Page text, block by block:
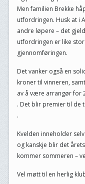
Men familien Brekke
utfordringen. Husk at i
andre løpere – det
utfordringen er like
gjennomføringen.
Det vanker også en
kroner til vinneren,
av å være arrangør for
. Det blir premier til de
.
Kvelden inneholder
og kanskje blir det
kommer sommeren –
Vel møtt til en herlig